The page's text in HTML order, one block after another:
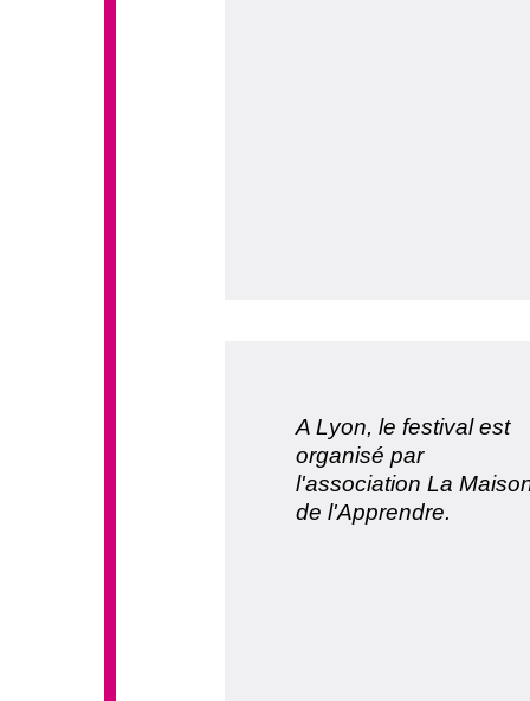
A Lyon, le festival est
organisé par
l'association La
de l'Apprendre.